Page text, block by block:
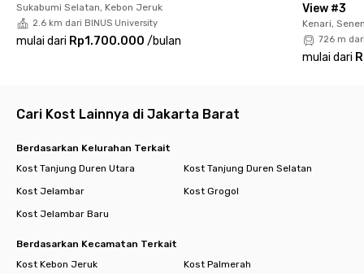
Pusat Perkantoran
- APL Tower 2.6 km
- Trisakti (FK) 0.65 km
- Ukrida 2.7 km
Pusat Perbelanjaan
- Mall Taman Anggrek 2.3 km
- Citraland 3.3 km
- Neo Soho 2.8 km
Sukabumi Selatan, Kebon Jeruk
2.6 km dari BINUS University
mulai dari Rp1.700.000 /bulan
View #3
Kenari,
726 m
mulai dari
Cari Kost Lainnya di Jakarta Barat
Berdasarkan Kelurahan Terkait
Kost Tanjung Duren Utara
Kost Tanjung Duren Selatan
Kost Jelambar
Kost Grogol
Kost Jelambar Baru
Berdasarkan Kecamatan Terkait
Kost Kebon Jeruk
Kost Palmerah